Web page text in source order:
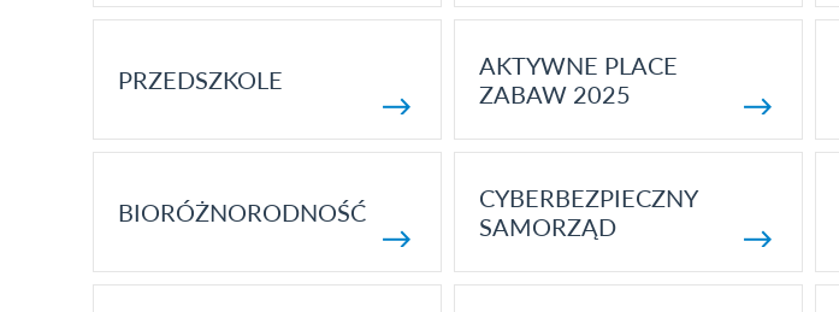
PRZEDSZKOLE
AKTYWNE PLACE
ZABAW 2025
BIORÓŻNORODNOŚĆ
CYBERBEZPIECZNY
SAMORZĄD